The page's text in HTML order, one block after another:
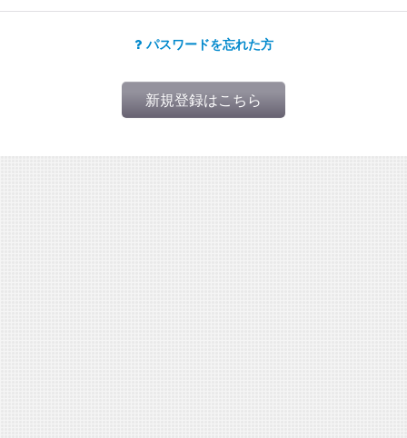
パスワードを忘れた方
新規登録はこちら